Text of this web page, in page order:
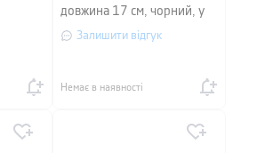
довжина 17 см, чорний, у
картонній упаковці
Залишити відгук
Немає в наявності